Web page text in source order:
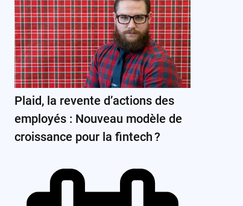
Plaid, la revente d’actions des
employés : Nouveau modèle de
croissance pour la fintech ?